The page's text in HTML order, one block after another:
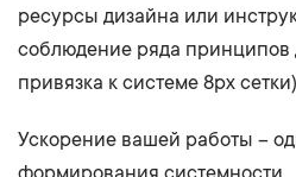
ресурсы дизайна или
соблюдение ряда принципов
привязка к системе 8px
Ускорение вашей работы –